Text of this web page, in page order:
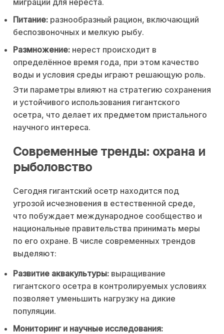
миграции для нереста.
Питание: разнообразный рацион, включающий
беспозвоночных и мелкую рыбу.
Размножение: нерест происходит в
определённое время года, при этом качество
воды и условия среды играют решающую роль.
Эти параметры влияют на стратегию сохранения
и устойчивого использования гигантского
осетра, что делает их предметом пристального
научного интереса.
Современные тренды: охрана и
рыболовство
Сегодня гигантский осетр находится под
угрозой исчезновения в естественной среде,
что побуждает международное сообщество и
национальные правительства принимать меры
по его охране. В числе современных трендов
выделяют:
Развитие аквакультуры: выращивание
гигантского осетра в контролируемых условиях
позволяет уменьшить нагрузку на дикие
популяции.
Мониторинг и научные исследования: